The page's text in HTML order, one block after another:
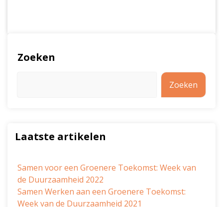
Zoeken
Zoeken
Laatste artikelen
Samen voor een Groenere Toekomst: Week van
de Duurzaamheid 2022
Samen Werken aan een Groenere Toekomst:
Week van de Duurzaamheid 2021